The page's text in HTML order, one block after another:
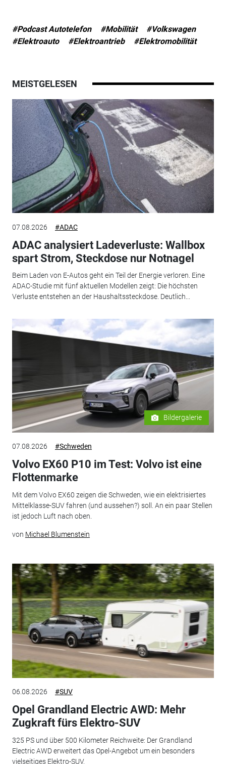
#Podcast Autotelefon #Mobilität
#Volkswagen
#Elektroauto
#Elektroantrieb #Elektromobilität
MEISTGELESEN
07.08.2026 #ADAC
ADAC analysiert Ladeverluste: Wallbox
spart Strom, Steckdose nur Notnagel
Beim Laden von E-Autos geht ein Teil der Energie verloren. Eine
ADAC-Studie mit fünf aktuellen Modellen zeigt: Die höchsten
Verluste entstehen an der Haushaltssteckdose. Deutlich...
Bildergalerie
07.08.2026 #Schweden
Volvo EX60 P10 im Test: Volvo ist eine
Flottenmarke
Mit dem Volvo EX60 zeigen die Schweden, wie ein elektrisiertes
Mittelklasse-SUV fahren (und aussehen?) soll. An ein paar Stellen
ist jedoch Luft nach oben.
von Michael Blumenstein
06.08.2026 #SUV
Opel Grandland Electric AWD: Mehr
Zugkraft fürs Elektro-SUV
325 PS und über 500 Kilometer Reichweite: Der Grandland
Electric AWD erweitert das Opel-Angebot um ein besonders
vielseitiges Elektro-SUV.